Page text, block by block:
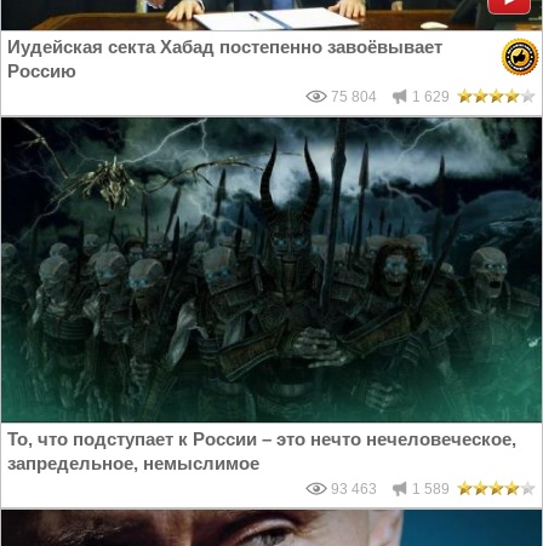
Иудейская секта Хабад постепенно завоёвывает
Россию
75 804 1 629
То, что подступает к России – это нечто нечеловеческое,
запредельное, немыслимое
93 463 1 589